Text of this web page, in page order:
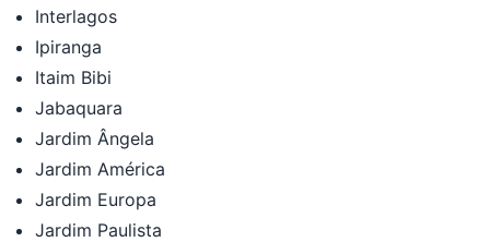
Interlagos
Ipiranga
Itaim Bibi
Jabaquara
Jardim Ângela
Jardim América
Jardim Europa
Jardim Paulista